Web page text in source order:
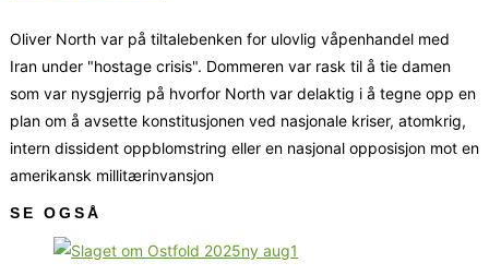
Oliver North var på tiltalebenken for ulovlig våpenhandel med
Iran under "hostage crisis". Dommeren var rask til å tie damen
som var nysgjerrig på hvorfor North var delaktig i å tegne opp en
plan om å avsette konstitusjonen ved nasjonale kriser, atomkrig,
intern dissident oppblomstring eller en nasjonal opposisjon mot en
amerikansk millitærinvansjon
SE OGSÅ